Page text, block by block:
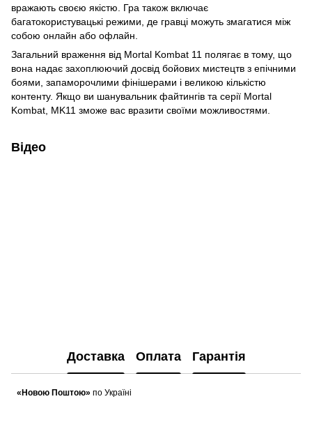
вражають своєю якістю. Гра також включає
багатокористувацькі режими, де гравці можуть змагатися між
собою онлайн або офлайн.
Загальний враження від Mortal Kombat 11 полягає в тому, що
вона надає захоплюючий досвід бойових мистецтв з епічними
боями, запаморочлими фінішерами і великою кількістю
контенту. Якщо ви шанувальник файтингів та серії Mortal
Kombat, MK11 зможе вас вразити своїми можливостями.
Відео
Доставка Оплата Гарантія
«Новою Поштою» по Україні